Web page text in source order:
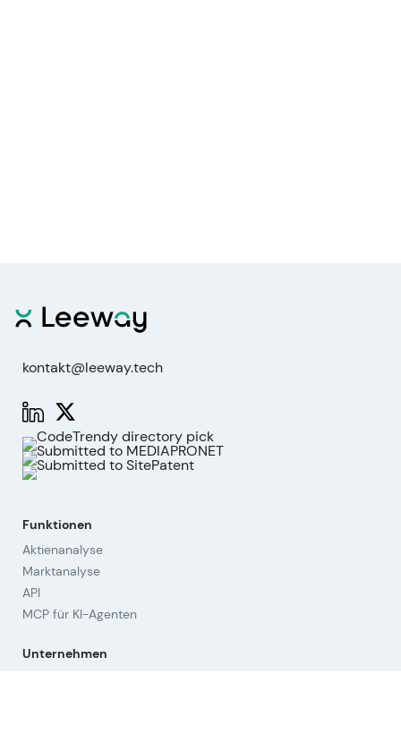
kontakt@leeway.tech
Funktionen
Aktienanalyse
Marktanalyse
API
MCP für KI-Agenten
Unternehmen